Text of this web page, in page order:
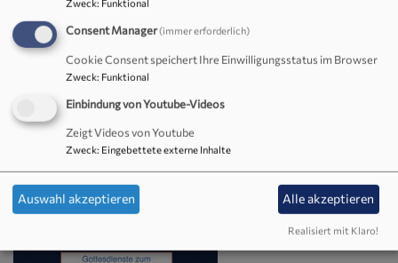
Neujahrin die St. Johannis-Kirche Wirbenz
(1.1.2025, 18 Uhr)
mitEinzelsegnung
undEpiphanias in die Christuskirche
Immenreuth (6.1.2025, 9:30 Uhr)
mit demSängerbund.
Zweck: Funktional
Consent Manager(immer erforderlich)
Cookie Consent speichert Ihre Einwilligungsstatus im Browser
Zweck: Funktional
Einbindung von Youtube-Videos
Zeigt Videos von Youtube
Zweck: Eingebettete externe Inhalte
Auswahl akzeptieren Alle akzeptieren
Realisiert mit Klaro!